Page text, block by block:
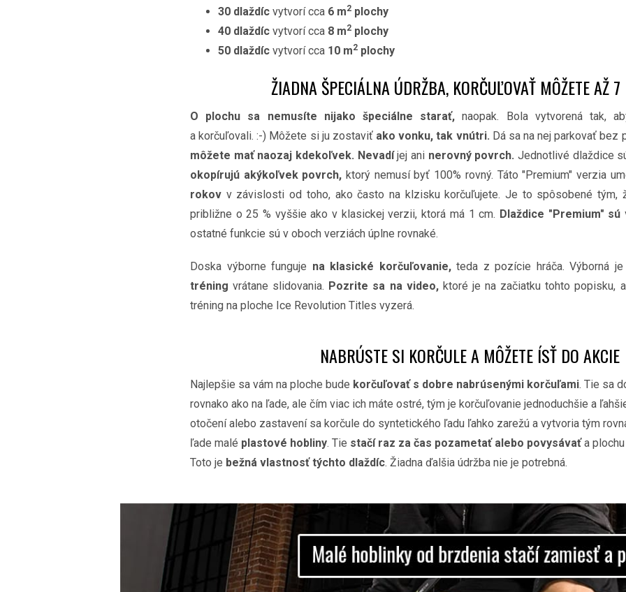
30 dlaždíc vytvorí cca 6 m2 plochy
40 dlaždíc vytvorí cca 8 m2 plochy
50 dlaždíc vytvorí cca 10 m2 plochy
ŽIADNA ŠPECIÁLNA ÚDRŽBA, KORČUĽOVAŤ MÔŽETE AŽ 7
O plochu sa nemusíte nijako špeciálne starať, naopak. Bola vytvorená tak,
a korčuľovali. :-) Môžete si ju zostaviť ako vonku, tak vnútri. Dá sa na nej parkovať bez
môžete mať naozaj kdekoľvek. Nevadíjej ani nerovný povrch. Jednotlivé dlaždice
okopírujú akýkoľvek povrch, ktorý nemusí byť 100% rovný. Táto "Premium" verzia
rokov v závislosti od toho, ako často na klzisku korčuľujete. Je to spôsobené tým,
približne o 25 % vyššie ako v klasickej verzii, ktorá má 1 cm. Dlaždice "Premium" sú
ostatné funkcie sú v oboch verziách úplne rovnaké.
Doska výborne funguje na klasické korčuľovanie,teda z pozície hráča. Výborná
tréning vrátane slidovania. Pozrite sa na video,ktoré je na začiatku tohto popisku,
tréning na ploche Ice Revolution Titles vyzerá.
NABRÚSTE SI KORČULE A MÔŽETE ÍSŤ DO AKCIE
Najlepšie sa vám na ploche bude korčuľovať s dobre nabrúsenými korčuľami. Tie sa
rovnako ako na ľade, ale čím viac ich máte ostré, tým je korčuľovanie jednoduchšie a
otočení alebo zastavení sa korčule do syntetického ľadu ľahko zarežú a vytvoria tým
ľade malé plastové hobliny. Tie stačí raz za čas pozametať alebo povysávaťa plochu
Toto je bežná vlastnosť týchto dlaždíc. Žiadna ďalšia údržba nie je potrebná.